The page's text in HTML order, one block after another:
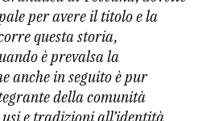
per avere il titolo e la
questa storia,
è prevalsa la
anche in seguito è pur
della comunità